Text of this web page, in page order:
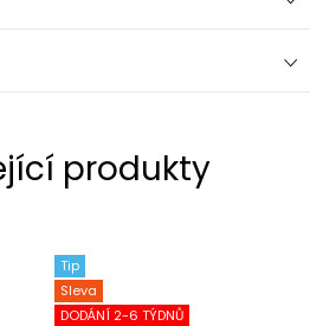
produkty
Tip
Sleva
DODÁNÍ 2-6 TÝDNŮ